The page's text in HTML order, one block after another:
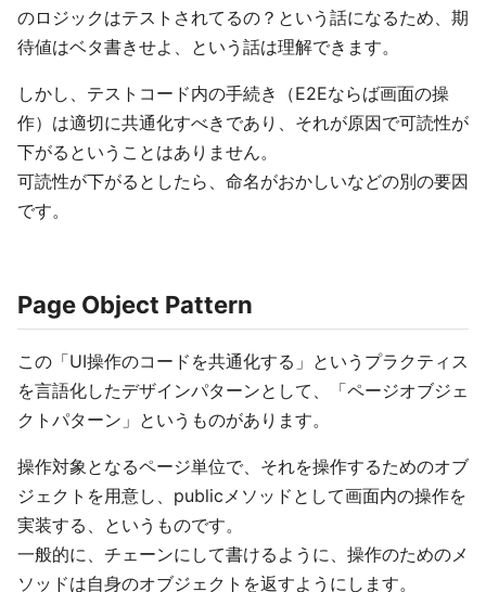
のロジックはテストされてるの？という話になるため、期
待値はベタ書きせよ、という話は理解できます。
しかし、テストコード内の手続き（E2Eならば画面の操
作）は適切に共通化すべきであり、それが原因で可読性が
下がるということはありません。
可読性が下がるとしたら、命名がおかしいなどの別の要因
です。
Page Object Pattern
この「UI操作のコードを共通化する」というプラクティス
を言語化したデザインパターンとして、「ページオブジェ
クトパターン」というものがあります。
操作対象となるページ単位で、それを操作するためのオブ
ジェクトを用意し、publicメソッドとして画面内の操作を
実装する、というものです。
一般的に、チェーンにして書けるように、操作のためのメ
ソッドは自身のオブジェクトを返すようにします。